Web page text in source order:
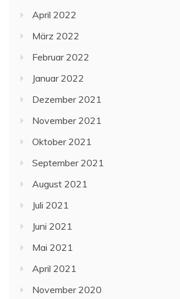
April 2022
März 2022
Februar 2022
Januar 2022
Dezember 2021
November 2021
Oktober 2021
September 2021
August 2021
Juli 2021
Juni 2021
Mai 2021
April 2021
November 2020